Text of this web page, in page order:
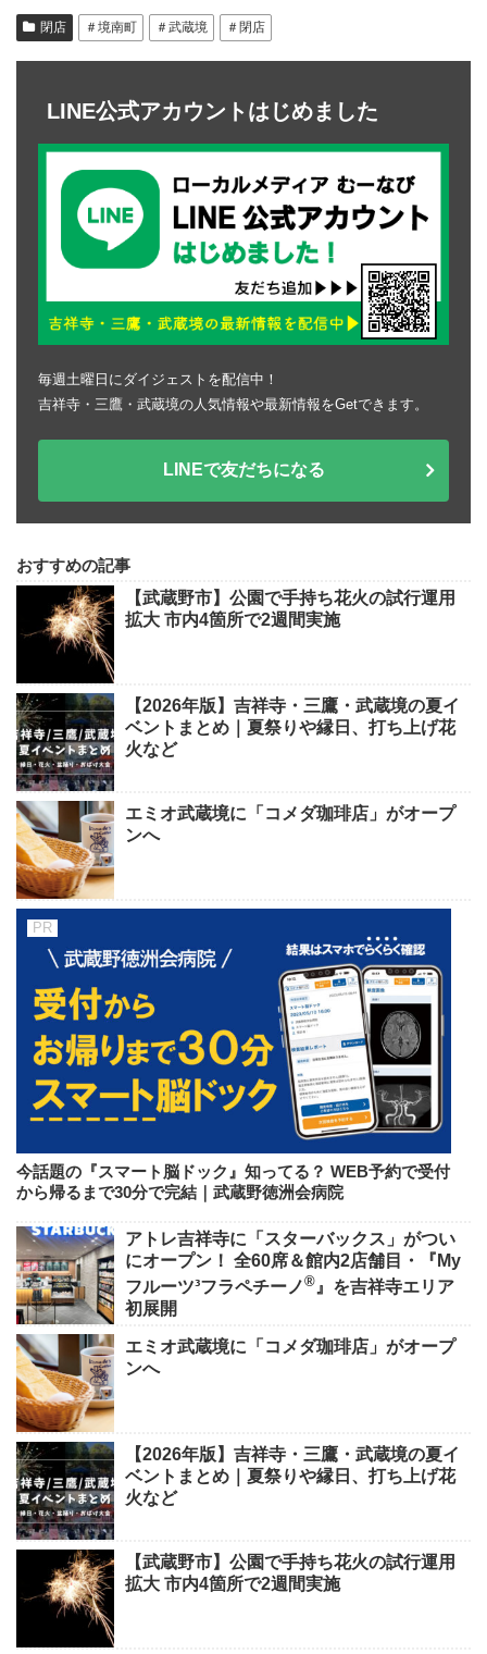
閉店 ＃境南町 ＃武蔵境 ＃閉店
LINE公式アカウントはじめました
毎週土曜日にダイジェストを配信中！
吉祥寺・三鷹・武蔵境の人気情報や最新情報をGetできます。
LINEで友だちになる
おすすめの記事
【武蔵野市】公園で手持ち花火の試行運用
拡大 市内4箇所で2週間実施
【2026年版】吉祥寺・三鷹・武蔵境の夏イ
ベントまとめ｜夏祭りや縁日、打ち上げ花
火など
エミオ武蔵境に「コメダ珈琲店」がオープ
ンへ
今話題の『スマート脳ドック』知ってる？ WEB予約で受付
から帰るまで30分で完結｜武蔵野徳洲会病院
アトレ吉祥寺に「スターバックス」がつい
にオープン！ 全60席＆館内2店舗目・『My
フルーツ³フラペチーノ® 』を吉祥寺エリア
初展開
エミオ武蔵境に「コメダ珈琲店」がオープ
ンへ
【2026年版】吉祥寺・三鷹・武蔵境の夏イ
ベントまとめ｜夏祭りや縁日、打ち上げ花
火など
【武蔵野市】公園で手持ち花火の試行運用
拡大 市内4箇所で2週間実施